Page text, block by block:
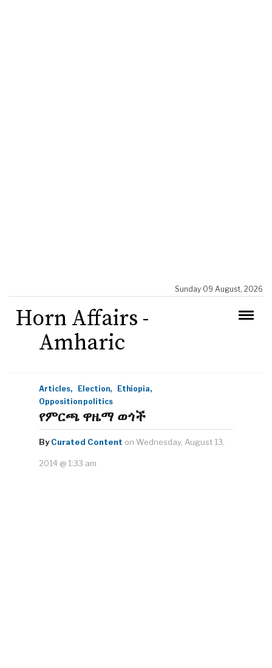
Sunday 09 August, 2026
Horn Affairs -
Amharic
Articles, Election,
Ethiopia,
Opposition politics
የምርጫ ዋዜማ ወጎች
By Curated Content on Wednesday, August 13,
2014 @ 1:33 am